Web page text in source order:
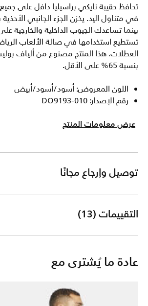
تحافظ حقيبة نايكي براسيليا دافل على
في متناول اليد. يخزن الجزء الجانبي
بينما تساعدك الجيوب الداخلية والخارجية
تستطيع استخدامها في صالة الألعاب
العطلات. هذا المنتج مصنوع من ألياف
بنسبة 65% على الأقل.
اللون المعروض: أسود/أسود/أبيض
رقم الإصدار: DO9193-010
عرض معلومات المنتج
توصيل وإرجاع مجانًا
التقييمات (13)
عادة ما يُشترى مع